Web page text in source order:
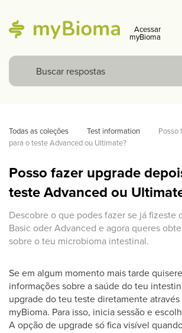
Acessar
myBioma
Todas as coleções Test information
Posso
para o teste Advanced ou Ultimate?
Posso fazer upgrade
teste Advanced ou
Descobre o que podes fazer se já fizeste
Basic oder Advanced e agora queres
sobre o teu microbioma intestinal.
Se em algum momento mais tarde
informações sobre a saúde do teu
upgrade do teu teste diretamente
myBioma. Para isso, inicia sessão e
A opção de upgrade só fica visível